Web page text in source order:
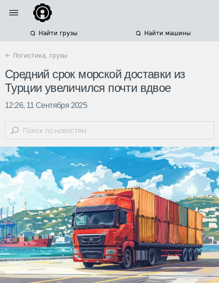
Найти грузы Найти машины
← Логистика, грузы
Средний срок морской доставки из
Турции увеличился почти вдвое
12:26, 11 Сентября 2025